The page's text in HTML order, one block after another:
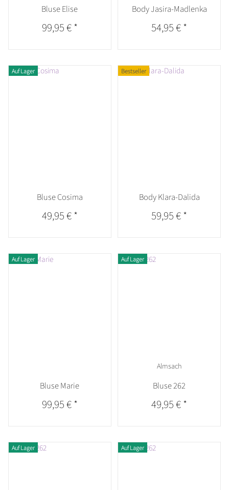
Bluse Elise
99,95 €*
Body Jasira-Madlenka
54,95 €*
Auf Lager
Bluse Cosima
49,95 €*
Bestseller
Body Klara-Dalida
59,95 €*
Auf Lager
Bluse Marie
99,95 €*
Auf Lager
Almsach
Bluse 262
49,95 €*
Auf Lager Auf Lager